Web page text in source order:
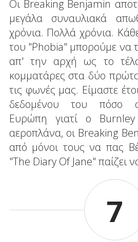
Οι Breaking Benjamin
μεγάλα συναυλιακά
χρόνια. Πολλά χρόνια.
του "Phobia" μπορούμε να
απ' την αρχή ως το
κομματάρες στα δύο
τις φωνές μας. Είμαστε
δεδομένου του πόσο
Ευρώπη γιατί ο
αεροπλάνα, οι Breaking
από μόνοι τους να πας
"The Diary Of Jane" παίζει
7